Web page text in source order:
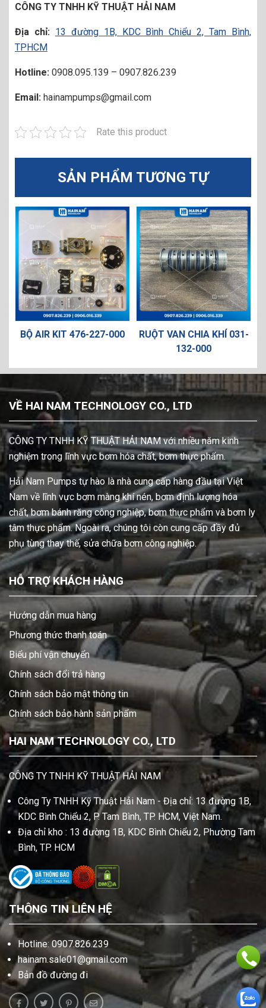
CÔNG TY TNHH KỸ THUẬT HẢI NAM
Địa chỉ: 13 đường 1B, KDC Bình Chiểu 2, Tam Bình,
TPHCM
Hotline: 0908.095.139 – 0907.826.239
Email: hainampumps@gmail.com
Rate this product
SẢN PHẨM TƯƠNG TỰ
BỘ AIR KIT 476-227-000
RUỘT VAN CHIA KHÍ 031-
132-000
VỀ HAI NAM TECHNOLOGY CO., LTD
CÔNG TY TNHH KỸ THUẬT HẢI NAM với nhiều năm kinh
nghiệm trong lĩnh vực bơm hóa chất, bơm thực phẩm.
Hải Nam Pumps tự hào là nhà cung cấp hàng đầu tại Việt
Nam về lĩnh vực bơm màng khí nén, bơm định lượng hóa
chất, bơm bánh răng công nghiệp, bơm thực phẩm và bơm ly
tâm thực phẩm. Ngoài ra, chúng tôi còn cung cấp đầy đủ
phụ tùng thay thế, sửa chữa bơm công nghiệp.
HỖ TRỢ KHÁCH HÀNG
Hướng dẫn mua hàng
Phương thức thanh toán
Biểu phí vận chuyển
Chính sách đổi trả hàng
Chính sách bảo mật thông tin
Chính sách bảo hành sản phẩm
HAI NAM TECHNOLOGY CO., LTD
CÔNG TY TNHH KỸ THUẬT HẢI NAM
Công Ty TNHH Kỹ Thuật Hải Nam - Địa chỉ: 13 đường 1B,
KDC Bình Chiểu 2, P. Tam Bình, TP. HCM, Việt Nam.
Địa chỉ kho : 13 đường 1B, KDC Bình Chiểu 2, Phường Tam
Bình, TP. HCM
THÔNG TIN LIÊN HỆ
Hotline: 0907.826.239
hainam.sale01@gmail.com
Bản đồ đường đi